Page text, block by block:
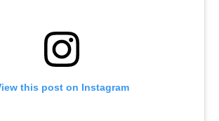
this post on Instagram